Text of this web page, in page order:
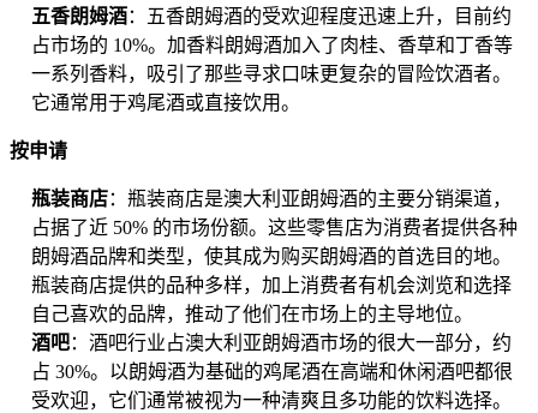
五香朗姆酒：五香朗姆酒的受欢迎程度迅速上升，目前约
占市场的 10%。加香料朗姆酒加入了肉桂、香草和丁香等
一系列香料，吸引了那些寻求口味更复杂的冒险饮酒者。
它通常用于鸡尾酒或直接饮用。
按申请
瓶装商店：瓶装商店是澳大利亚朗姆酒的主要分销渠道，
占据了近 50% 的市场份额。这些零售店为消费者提供各种
朗姆酒品牌和类型，使其成为购买朗姆酒的首选目的地。
瓶装商店提供的品种多样，加上消费者有机会浏览和选择
自己喜欢的品牌，推动了他们在市场上的主导地位。
酒吧：酒吧行业占澳大利亚朗姆酒市场的很大一部分，约
占 30%。以朗姆酒为基础的鸡尾酒在高端和休闲酒吧都很
受欢迎，它们通常被视为一种清爽且多功能的饮料选择。